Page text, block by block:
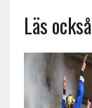
Läs också